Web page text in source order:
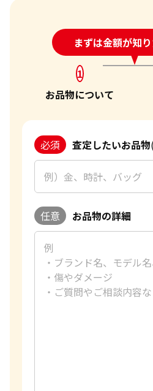
22金 (K22) ブレスレットまとめ
円
22金 (K22) ブレスレットまとめ
刻印のない金・貴金属は査定
大判・小判、外国金貨、古銭
「金・貴金属の査定」にはど
金・貴金属はいつ売るのがポ
が違うって本当ですか？
貴金属の売り時はいつですか？
まずは金額が知
24時間受付中!問い
1
お品物について
必須 査定したいお品物
任意 お品物の詳細